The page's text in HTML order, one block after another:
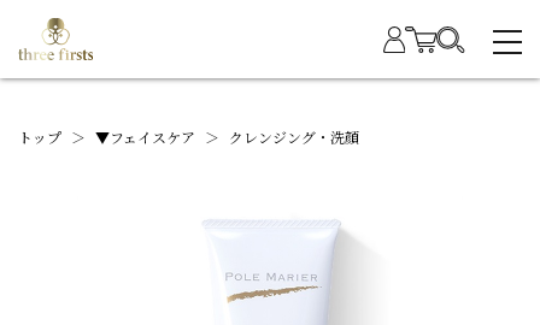
トップ ＞ ▼フェイスケア ＞ クレンジング・洗顔